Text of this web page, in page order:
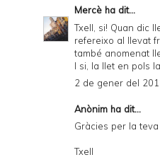
Mercè ha dit...
Txell, si! Quan dic
refereixo al llevat
també anomenat
I si, la llet en pols
2 de gener del
Anònim ha dit...
Gràcies per la
Txell